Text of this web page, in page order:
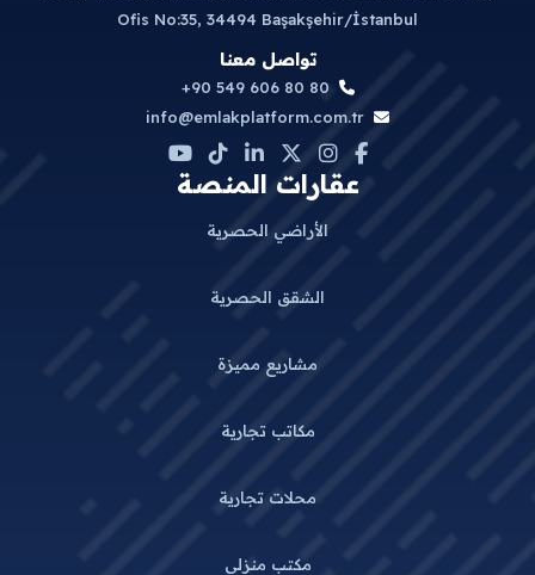
Ofis No:35, 34494 Başakşehir/İstanbul
تواصل معنا
+90 549 606 80 80
info@emlakplatform.com.tr
عقارات المنصة
الأراضي الحصرية
الشقق الحصرية
مشاريع مميزة
مكاتب تجارية
محلات تجارية
مكتب منزلي